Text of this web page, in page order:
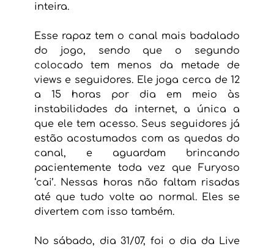
inteira.
Esse rapaz tem o canal mais badalado
do jogo, sendo que o segundo
colocado tem menos da metade de
views e seguidores. Ele joga cerca de 12
a 15 horas por dia em meio às
instabilidades da internet, a única a
que ele tem acesso. Seus seguidores já
estão acostumados com as quedas do
canal, e aguardam brincando
pacientemente toda vez que Furyoso
‘cai’. Nessas horas não faltam risadas
até que tudo volte ao normal. Eles se
divertem com isso também.
No sábado, dia 31/07, foi o dia da Live